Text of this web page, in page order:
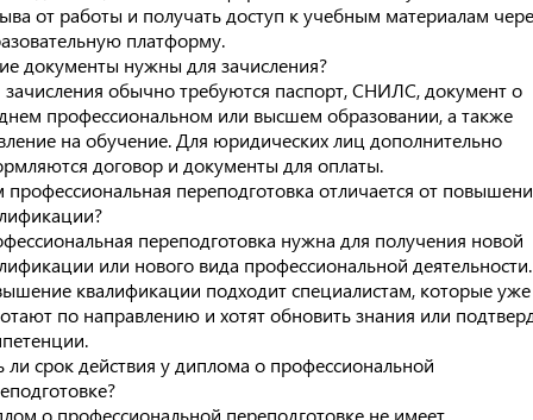
от работы и получать доступ к учебным материалам
платформу.
документы нужны для зачисления?
обычно требуются паспорт, СНИЛС, документ о
профессиональном или высшем образовании, а также
на обучение. Для юридических лиц дополнительно
договор и документы для оплаты.
переподготовка отличается от
переподготовка нужна для получения новой
или нового вида профессиональной деятельности.
квалификации подходит специалистам, которые уже
по направлению и хотят обновить знания или
ли срок действия у диплома о профессиональной
о профессиональной переподготовке не имеет